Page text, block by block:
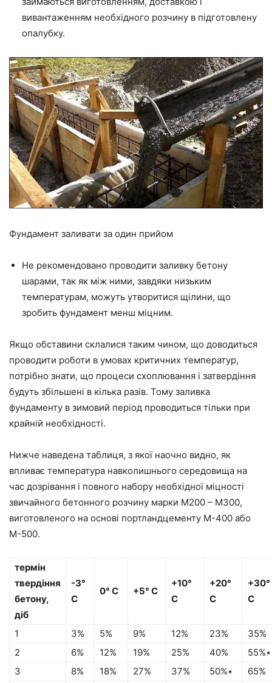
вивантаженням необхідного розчину в підготовлену
опалубку.
Фундамент заливати за один прийом
Не рекомендовано проводити заливку бетону
шарами, так як між ними, завдяки низьким
температурам, можуть утворитися щілини, що
зробить фундамент менш міцним.
Якщо обставини склалися таким чином, що доводиться
проводити роботи в умовах критичних температур,
потрібно знати, що процеси схоплювання і затвердіння
будуть збільшені в кілька разів. Тому заливка
фундаменту в зимовий період проводиться тільки при
крайній необхідності.
Нижче наведена таблиця, з якої наочно видно, як
впливає температура навколишнього середовища на
час дозрівання і повного набору необхідної міцності
звичайного бетонного розчину марки М200 – М300,
виготовленого на основі портландцементу М-400 або
М-500.
термін
твердіння
бетону,
діб
-3°
С
0° С +5° С
+10°
С
+20°
С
+30°
С
1 3% 5% 9% 12% 23%
35%
2
6% 12% 19% 25% 40%
55%٭
3
8% 18% 27% 37% 50%٭
65%